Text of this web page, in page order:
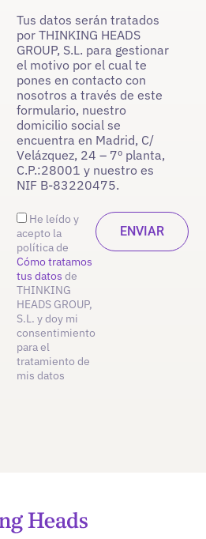
Tus datos serán tratados
por THINKING HEADS
GROUP, S.L. para gestionar
el motivo por el cual te
pones en contacto con
nosotros a través de este
formulario, nuestro
domicilio social se
encuentra en Madrid, C/
Velázquez, 24 – 7º planta,
C.P.:28001 y nuestro es
NIF B-83220475.
He leído y
acepto la
política de
Cómo tratamos
tus datos de
THINKING
HEADS GROUP,
S.L. y doy mi
consentimiento
para el
tratamiento de
mis datos